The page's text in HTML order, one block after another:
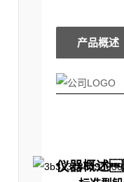
产品概述
仪器概